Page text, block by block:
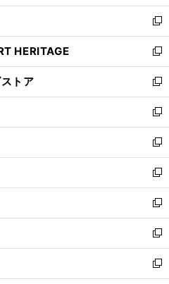
ウ
で
開
く
ン
ド
ウ
で
開
く
新
し
い
ウ
ィ
ン
ド
ウ
で
開
く
HERITAGE
新
し
い
ウ
ィ
ン
ド
ウ
で
開
く
トア
新
し
い
ウ
ィ
ン
ド
ウ
で
開
く
新
し
い
ウ
ィ
ン
ド
ウ
で
開
く
新
し
い
ウ
ィ
ン
ド
ウ
で
開
新
し
い
ウ
ィ
ン
ド
ウ
新
し
い
ウ
ィ
ン
新
し
い
ウ
新
し